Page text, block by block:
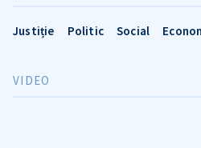
Justiție Politic Social
VIDEO